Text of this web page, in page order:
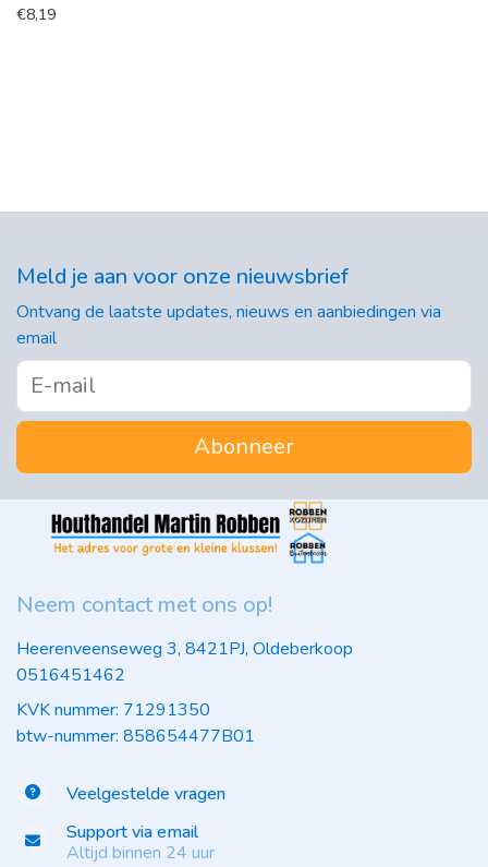
€8,19
Meld je aan voor onze nieuwsbrief
Ontvang de laatste updates, nieuws en aanbiedingen via
email
Abonneer
Neem contact met ons op!
Heerenveenseweg 3, 8421PJ, Oldeberkoop
0516451462
KVK nummer: 71291350
btw-nummer: 858654477B01
Veelgestelde vragen
Support via email
Altijd binnen 24 uur